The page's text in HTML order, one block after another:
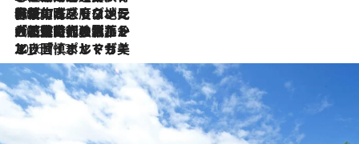
2026.7.22
伝統の味をモダンに昇華。高感度な地元客が集う、リスボンの最旬ガストロノミー
2026.7.21
大航海時代の栄華から、震災、独裁、そして革命へ。ポルトガル・首都リスボンの石畳に刻まれた「歴史の光と影」
2026.7.13
エッセイ・ヤマザキマリ「慎ましくも美しき国 ポルトガル」